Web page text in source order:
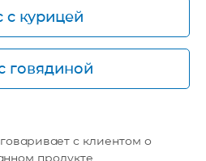
с курицей
говядиной